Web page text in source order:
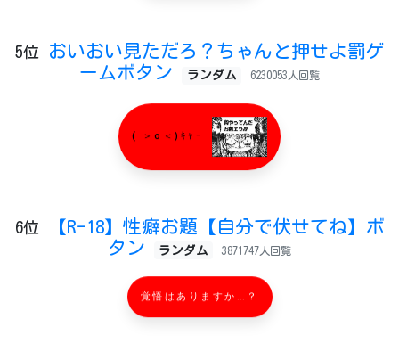
5位
おいおい見ただろ？ちゃんと押せよ罰ゲ
ームボタン
ランダム 6230053人回覧
( ＞o＜)ｷｬｰ
6位
【R-18】性癖お題【自分で伏せてね】ボ
タン
ランダム 3871747人回覧
覚悟はありますか…？